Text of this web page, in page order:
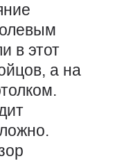
в этот
а на